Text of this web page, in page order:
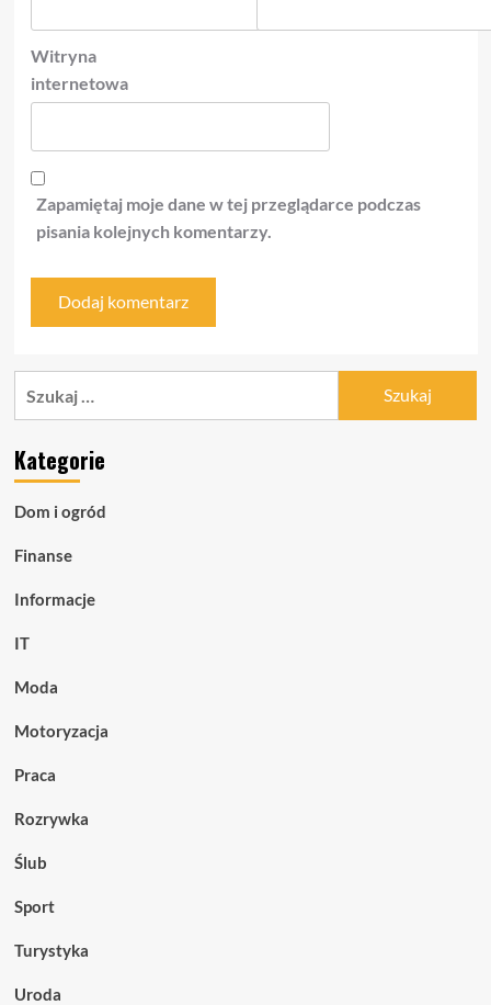
Witryna
internetowa
Zapamiętaj moje dane w tej przeglądarce podczas
pisania kolejnych komentarzy.
Kategorie
Dom i ogród
Finanse
Informacje
IT
Moda
Motoryzacja
Praca
Rozrywka
Ślub
Sport
Turystyka
Uroda